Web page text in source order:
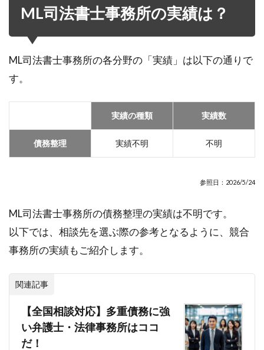
ML司法書士事務所の実績は？
ML司法書士事務所の各分野の「実績」は以下の通りで
す。
実績の種類 実績数
債務整理 実績不明 不明
参照日：2026/5/24
ML司法書士事務所の債務整理の実績は不明です。
以下では、相談先を選ぶ際の参考となるように、競合
事務所の実績もご紹介します。
関連記事
【全国相談対応】多重債務に強
い弁護士・法律事務所はココ
だ！